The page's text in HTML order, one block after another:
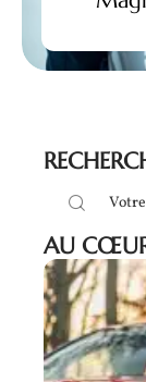
AU